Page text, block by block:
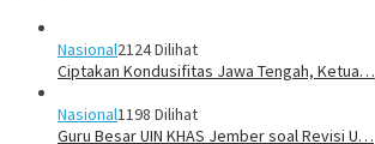
Nasional2124 Dilihat
Ciptakan Kondusifitas Jawa Tengah, Ketua…
Nasional1198 Dilihat
Guru Besar UIN KHAS Jember soal Revisi U…